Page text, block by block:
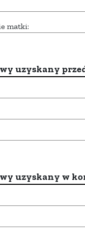
matki:
uzyskany
uzyskany w